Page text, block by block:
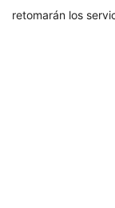
retomarán los